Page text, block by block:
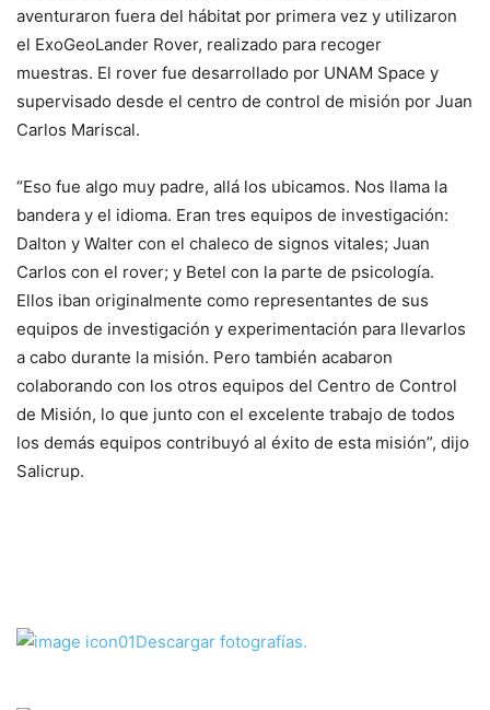
aventuraron fuera del hábitat por primera vez y utilizaron
el ExoGeoLander Rover, realizado para recoger
muestras. El rover fue desarrollado por UNAM Space y
supervisado desde el centro de control de misión por Juan
Carlos Mariscal.
“Eso fue algo muy padre, allá los ubicamos. Nos llama la
bandera y el idioma. Eran tres equipos de investigación:
Dalton y Walter con el chaleco de signos vitales; Juan
Carlos con el rover; y Betel con la parte de psicología.
Ellos iban originalmente como representantes de sus
equipos de investigación y experimentación para llevarlos
a cabo durante la misión. Pero también acabaron
colaborando con los otros equipos del Centro de Control
de Misión, lo que junto con el excelente trabajo de todos
los demás equipos contribuyó al éxito de esta misión”, dijo
Salicrup.
Descargar fotografías.